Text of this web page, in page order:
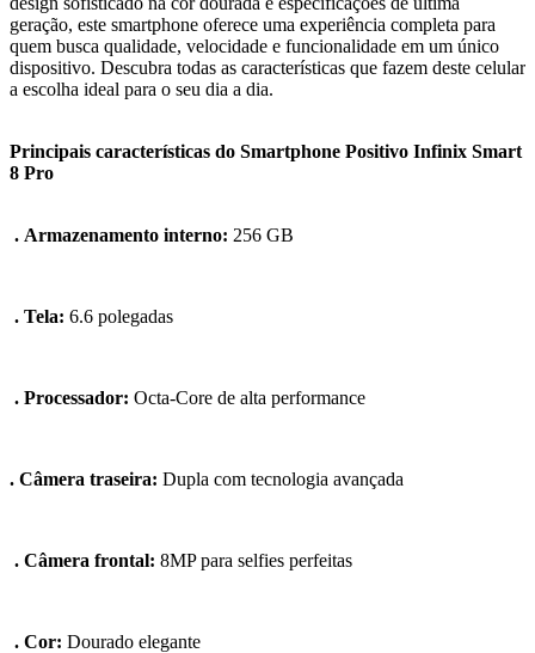
geração, este smartphone oferece uma experiência completa para
quem busca qualidade, velocidade e funcionalidade em um único
dispositivo. Descubra todas as características que fazem deste celular
a escolha ideal para o seu dia a dia.
Principais características do Smartphone Positivo Infinix Smart
8 Pro
. Armazenamento interno: 256 GB
. Tela: 6.6 polegadas
. Processador: Octa-Core de alta performance
. Câmera traseira: Dupla com tecnologia avançada
. Câmera frontal: 8MP para selfies perfeitas
. Cor: Dourado elegante